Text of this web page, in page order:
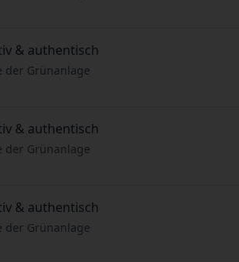
& authentisch
der Grünanlage
& authentisch
der Grünanlage
& authentisch
der Grünanlage